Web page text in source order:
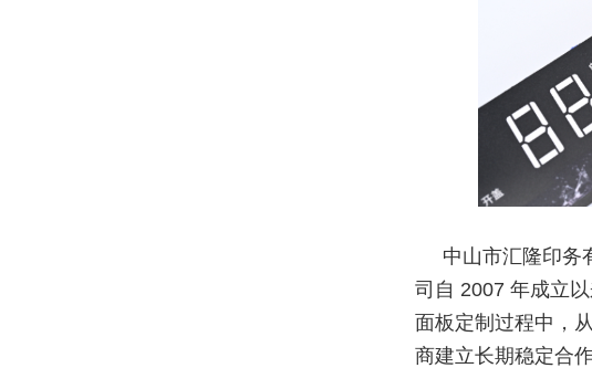
中山市汇隆印务
司自 2007 年成立
面板定制过程中，
商建立长期稳定合